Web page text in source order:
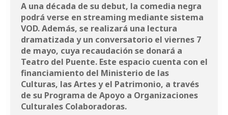
A una década de su debut, la comedia negra
podrá verse en streaming mediante sistema
VOD. Además, se realizará una lectura
dramatizada y un conversatorio el viernes 7
de mayo, cuya recaudación se donará a
Teatro del Puente. Este espacio cuenta con el
financiamiento del Ministerio de las
Culturas, las Artes y el Patrimonio, a través
de su Programa de Apoyo a Organizaciones
Culturales Colaboradoras.